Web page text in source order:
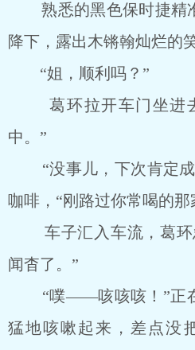
熟悉的黑色保时捷精
降下，露出木锵翰灿烂的
“姐，顺利吗？”
葛环拉开车门坐进去
中。”
“没事儿，下次肯定成
咖啡，“刚路过你常喝的
车子汇入车流，葛环
闻杳了。”
“噗――咳咳咳！”正在
猛地咳嗽起来，差点没